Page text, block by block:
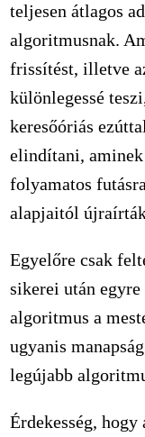
teljesen átlagos
algoritmusnak.
frissítést, illetve
különlegessé
keresőóriás
elindítani, aminek
folyamatos
alapjaitól
Egyelőre csak
sikerei után
algoritmus a
ugyanis
legújabb
Érdekesség,